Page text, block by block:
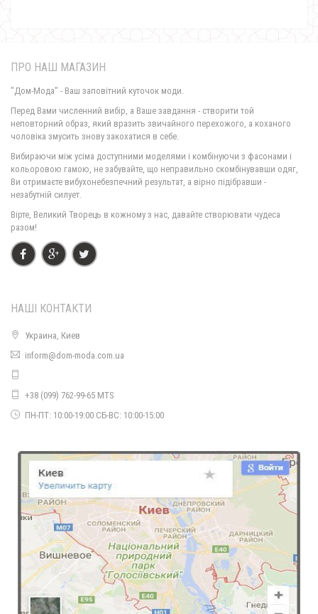
1000.00грн.600.00грн.
Тепле жіноче худі батал
800.00грн.
ПРО НАШ МАГАЗИН
"Дом-Мода" - Ваш заповітний куточок моди.
Перед Вами численний вибір, а Ваше завдання - створити той
неповторний образ, який вразить звичайного перехожого, а коханого
чоловіка змусить знову закохатися в себе.
Вибираючи між усіма доступними моделями і комбінуючи з фасонами і
кольоровою гамою, не забувайте, що неправильно скомбінувавши одяг,
Ви отримаєте вибухонебезпечний результат, а вірно підібравши -
незабутній силует.
Вірте, Великий Творець в кожному з нас, давайте створювати чудеса
разом!
НАШІ КОНТАКТИ
Украина, Киев
inform@dom-moda.com.ua
+38 (099) 762-99-65 MTS
ПН-ПТ: 10:00-19:00 СБ-ВС: 10:00-15:00